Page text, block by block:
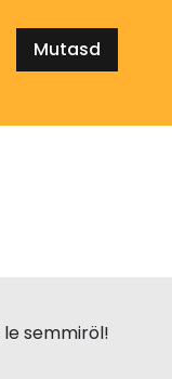
Mutasd
semmiröl!